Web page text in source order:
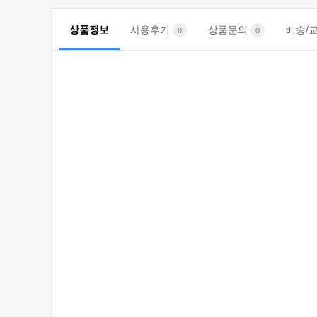
상품정보 사용후기 0 상품문의 0 배송/